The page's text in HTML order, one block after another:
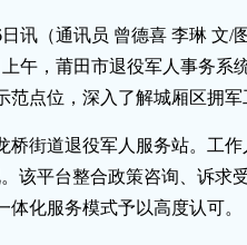
讯（通讯员 曾德喜 李琳 文
午，莆田市退役军人事务
范点位，深入了解城厢区拥军
桥街道退役军人服务站。工
该平台整合政策咨询、诉求
化服务模式予以高度认可。